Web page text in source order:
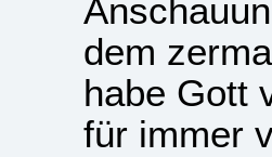
dem
habe Gott
für immer